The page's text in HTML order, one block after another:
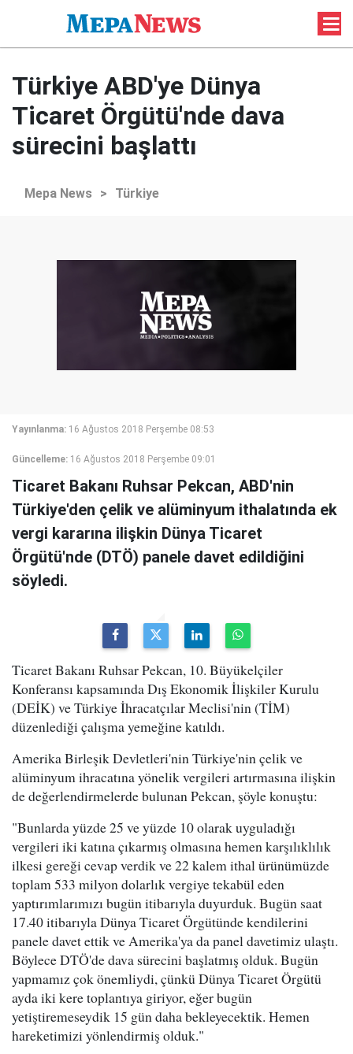
Türkiye ABD'ye Dünya
Ticaret Örgütü'nde dava
sürecini başlattı
Mepa News > Türkiye
Yayınlanma: 16 Ağustos 2018 Perşembe 08:53
Güncelleme: 16 Ağustos 2018 Perşembe 09:01
Ticaret Bakanı Ruhsar Pekcan, ABD'nin
Türkiye'den çelik ve alüminyum ithalatında ek
vergi kararına ilişkin Dünya Ticaret
Örgütü'nde (DTÖ) panele davet edildiğini
söyledi.
Ticaret Bakanı Ruhsar Pekcan, 10. Büyükelçiler
Konferansı kapsamında Dış Ekonomik İlişkiler Kurulu
(DEİK) ve Türkiye İhracatçılar Meclisi'nin (TİM)
düzenlediği çalışma yemeğine katıldı.
Amerika Birleşik Devletleri'nin Türkiye'nin çelik ve
alüminyum ihracatına yönelik vergileri artırmasına ilişkin
de değerlendirmelerde bulunan Pekcan, şöyle konuştu:
"Bunlarda yüzde 25 ve yüzde 10 olarak uyguladığı
vergileri iki katına çıkarmış olmasına hemen karşılıklılık
ilkesi gereği cevap verdik ve 22 kalem ithal ürünümüzde
toplam 533 milyon dolarlık vergiye tekabül eden
yaptırımlarımızı bugün itibarıyla duyurduk. Bugün saat
17.40 itibarıyla Dünya Ticaret Örgütünde kendilerini
panele davet ettik ve Amerika'ya da panel davetimiz ulaştı.
Böylece DTÖ'de dava sürecini başlatmış olduk. Bugün
yapmamız çok önemliydi, çünkü Dünya Ticaret Örgütü
ayda iki kere toplantıya giriyor, eğer bugün
yetiştiremeseydik 15 gün daha bekleyecektik. Hemen
hareketimizi yönlendirmiş olduk."